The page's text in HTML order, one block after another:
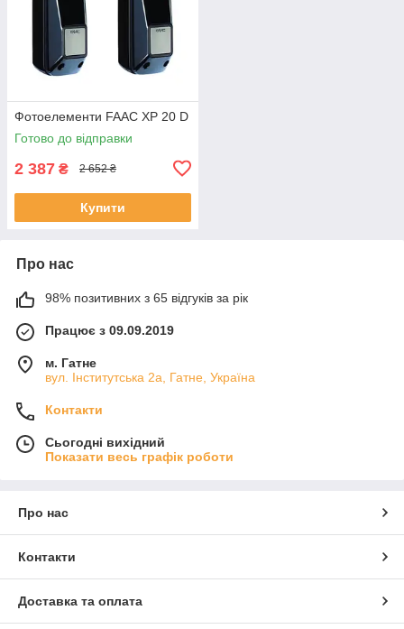
Фотоелементи FAAC XP 20 D
Готово до відправки
2 387 ₴ 2 652 ₴
Купити
Про нас
98% позитивних з 65 відгуків за рік
Працює з 09.09.2019
м. Гатне
вул. Інститутська 2а, Гатне, Україна
Контакти
Сьогодні вихідний
Показати весь графік роботи
Про нас
Контакти
Доставка та оплата